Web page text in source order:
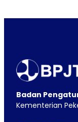
Badan
Kementerian